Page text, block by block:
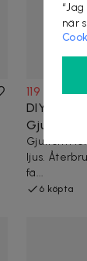
119 kr 129 kr
DIY -
Gjutform
Gjutform
ljus.
fä...
6 köpta
när